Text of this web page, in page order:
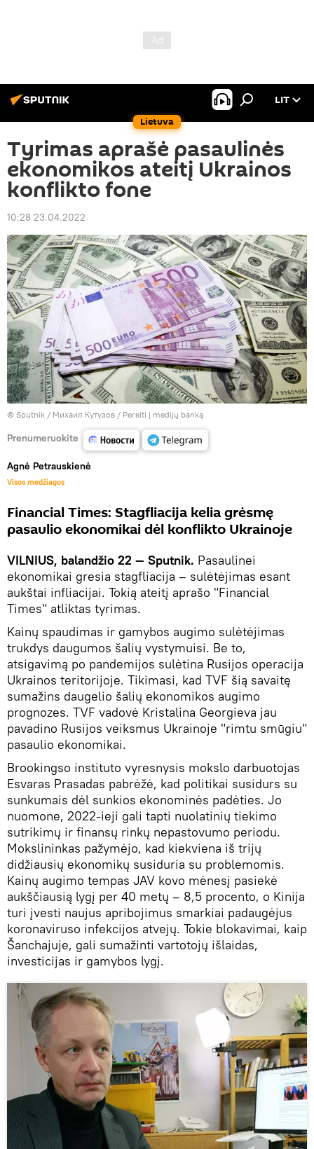
Lietuva
LIT
Tyrimas aprašė pasaulinės
ekonomikos ateitį Ukrainos
konflikto fone
10:28 23.04.2022
© Sputnik / Михаил Кутузов / Pereiti į medijų banką
Prenumeruokite
Agnė Petrauskienė
Visos medžiagos
Financial Times: Stagfliacija kelia grėsmę
pasaulio ekonomikai dėl konflikto Ukrainoje
VILNIUS, balandžio 22 — Sputnik. Pasaulinei
ekonomikai gresia stagfliacija – sulėtėjimas esant
aukštai infliacijai. Tokią ateitį aprašo "Financial
Times" atliktas tyrimas.
Kainų spaudimas ir gamybos augimo sulėtėjimas
trukdys daugumos šalių vystymuisi. Be to,
atsigavimą po pandemijos sulėtina Rusijos operacija
Ukrainos teritorijoje. Tikimasi, kad TVF šią savaitę
sumažins daugelio šalių ekonomikos augimo
prognozes. TVF vadovė Kristalina Georgieva jau
pavadino Rusijos veiksmus Ukrainoje "rimtu smūgiu"
pasaulio ekonomikai.
Brookingso instituto vyresnysis mokslo darbuotojas
Esvaras Prasadas pabrėžė, kad politikai susidurs su
sunkumais dėl sunkios ekonominės padėties. Jo
nuomone, 2022-ieji gali tapti nuolatinių tiekimo
sutrikimų ir finansų rinkų nepastovumo periodu.
Mokslininkas pažymėjo, kad kiekviena iš trijų
didžiausių ekonomikų susiduria su problemomis.
Kainų augimo tempas JAV kovo mėnesį pasiekė
aukščiausią lygį per 40 metų – 8,5 procento, o Kinija
turi įvesti naujus apribojimus smarkiai padaugėjus
koronaviruso infekcijos atvejų. Tokie blokavimai, kaip
Šanchajuje, gali sumažinti vartotojų išlaidas,
investicijas ir gamybos lygį.